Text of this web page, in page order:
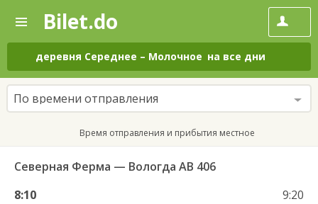
—
Поиск
и
покупка
билетов
на
автобус
онлайн
Bilet.do
деревня Середнее – Молочное на все дни
По времени отправления
Время отправления и прибытия местное
Северная Ферма — Вологда АВ 406
8:10
9:20